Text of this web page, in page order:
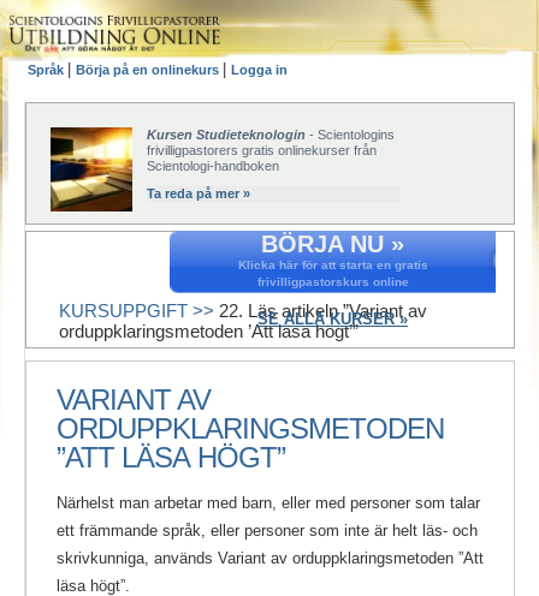
Språk Börja på en onlinekurs Logga in
Kursen Studieteknologin - Scientologins
frivilligpastorers gratis onlinekurser från
Scientologi-handboken
Ta reda på mer »
BÖRJA NU »
Klicka här för att starta en gratis
frivilligpastorskurs online
SE ALLA KURSER »
KURSUPPGIFT >> 22. Läs artikeln ”Variant av
orduppklaringsmetoden ’Att läsa högt’”
VARIANT AV
ORDUPPKLARINGSMETODEN
”ATT LÄSA HÖGT”
Närhelst man arbetar med barn, eller med personer som talar
ett främmande språk, eller personer som inte är helt läs- och
skrivkunniga, används Variant av orduppklaringsmetoden ”Att
läsa högt”.